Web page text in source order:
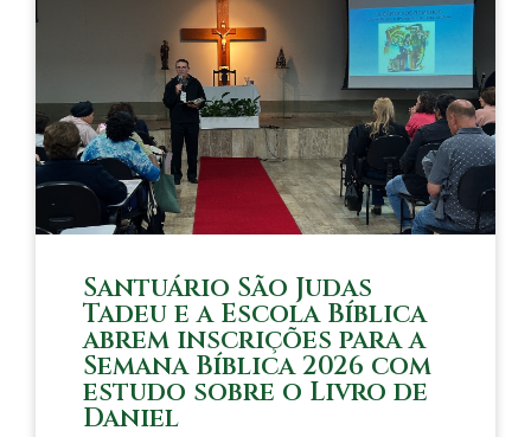
Santuário São Judas
Tadeu e a Escola Bíblica
abrem inscrições para a
Semana Bíblica 2026 com
estudo sobre o Livro de
Daniel